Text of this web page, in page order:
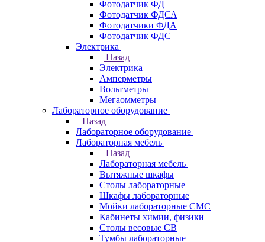
Фотодатчик ФД
Фотодатчик ФДСА
Фотодатчики ФДА
Фотодатчик ФДС
Электрика
Назад
Электрика
Амперметры
Вольтметры
Мегаомметры
Лабораторное оборудование
Назад
Лабораторное оборудование
Лабораторная мебель
Назад
Лабораторная мебель
Вытяжные шкафы
Столы лабораторные
Шкафы лабораторные
Мойки лабораторные СМС
Кабинеты химии, физики
Столы весовые СВ
Тумбы лабораторные